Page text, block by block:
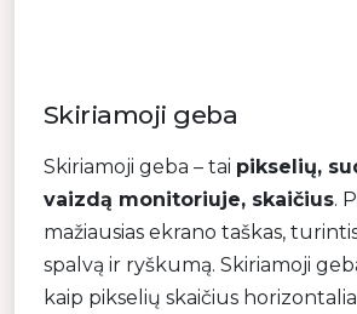
Skiriamoji geba
Skiriamoji geba – tai pikselių,
vaizdą monitoriuje, skaičius.
mažiausias ekrano taškas,
spalvą ir ryškumą. Skiriamoji
kaip pikselių skaičius